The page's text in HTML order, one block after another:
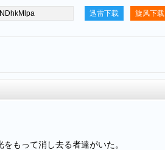
迅雷下载 旋风下载
もって消し去る者達がいた。